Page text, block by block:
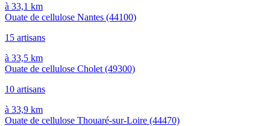
à 33,1 km
Ouate de cellulose Nantes (44100)
15 artisans
à 33,5 km
Ouate de cellulose Cholet (49300)
10 artisans
à 33,9 km
Ouate de cellulose Thouaré-sur-Loire (44470)